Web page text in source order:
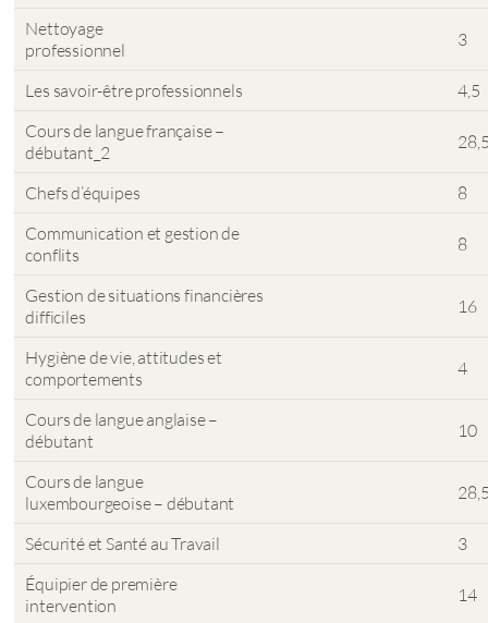
Nettoyage
professionnel
3
Les savoir-être professionnels
4,5
Cours de langue française –
débutant_2
Chefs d’équipes
8
Communication et gestion de
conflits
8
Gestion de situations financières
difficiles
16
Hygiène de vie, attitudes et
comportements
4
Cours de langue anglaise –
débutant
10
Cours de langue
luxembourgeoise – débutant
Sécurité et Santé au Travail
3
Équipier de première
intervention
14